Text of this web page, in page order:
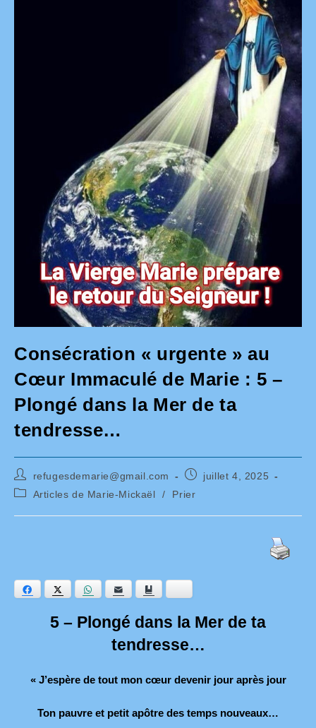
Consécration « urgente » au
Cœur Immaculé de Marie : 5 –
Plongé dans la Mer de ta
tendresse…
Auteur/autrice
de
la
publication :
refugesdemarie@gmail.com
Publication
juillet 4, 2025
PostArticles de Marie-Mickaël / Prier
Facebook Twitter WhatsAppE-mail
5 – Plongé dans la Mer de ta
tendresse…
« J’espère de tout mon cœur devenir jour après jour
Ton pauvre et petit apôtre des temps nouveaux…